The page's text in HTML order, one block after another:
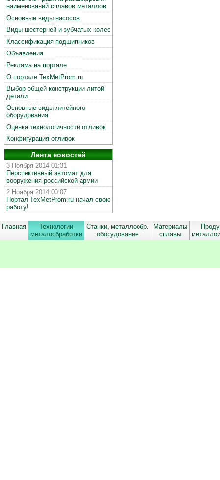
наименований сплавов металлов
Основные виды насосов
Виды шестерней и зубчатых колес
Классификация подшипников
Объявления
Реклама на портале
О портале TexMetProm.ru
Выбор общей конструкции литой
детали
Основные виды литейного
оборудования
Оценка технологичности отливок
Конфигурация отливок
Лента новостей
3 Ноября 2014 01:31
Перспективный автомат для
вооружения российской армии
2 Ноября 2014 00:07
Портал TexMetProm.ru начал свою
работу!
Главная
Технологии
металообработки
Станки, металлообр.
оборудование
Материалы
сплавы